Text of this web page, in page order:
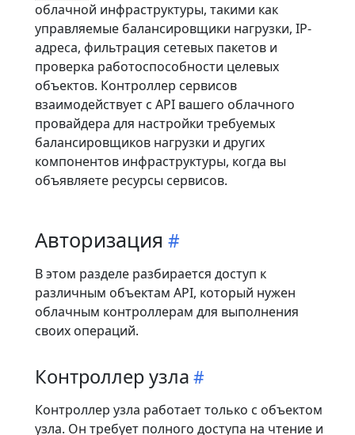
облачной инфраструктуры, такими как
управляемые балансировщики нагрузки, IP-
адреса, фильтрация сетевых пакетов и
проверка работоспособности целевых
объектов. Контроллер сервисов
взаимодействует с API вашего облачного
провайдера для настройки требуемых
балансировщиков нагрузки и других
компонентов инфраструктуры, когда вы
объявляете ресурсы сервисов.
Авторизация
В этом разделе разбирается доступ к
различным объектам API, который нужен
облачным контроллерам для выполнения
своих операций.
Контроллер узла
Контроллер узла работает только с объектом
узла. Он требует полного доступа на чтение и